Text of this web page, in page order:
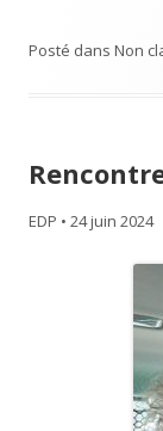
Posté dans Non
EDP • 24 juin 2024